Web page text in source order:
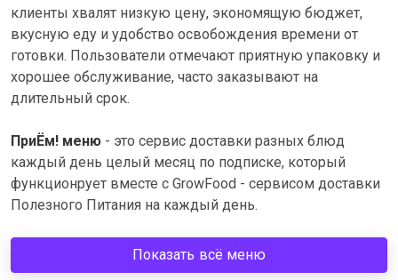
клиенты хвалят низкую цену, экономящую бюджет,
вкусную еду и удобство освобождения времени от
готовки. Пользователи отмечают приятную упаковку и
хорошее обслуживание, часто заказывают на
длительный срок.
ПриЁм! меню - это сервис доставки разных блюд
каждый день целый месяц по подписке, который
функционрует вместе с GrowFood - сервисом доставки
Полезного Питания на каждый день.
Показать всё меню